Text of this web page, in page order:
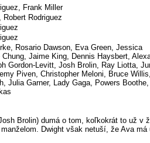
Frank Miller
Robert Rodriguez
Rosario Dawson, Eva Green, Jessica
Jaime King, Dennis Haysbert,
Gordon-Levitt, Josh Brolin, Ray Liotta,
Piven, Christopher Meloni, Bruce Willis,
Julia Garner, Lady Gaga, Powers Boothe,
Brolin) dumá o tom, koľkokrát to už
Dwight však netuší, že Ava